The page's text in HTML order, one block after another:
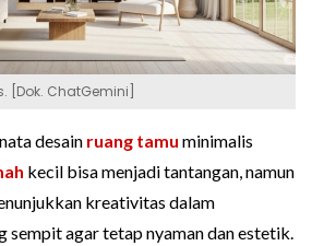
ChatGemini]
desain ruang tamu minimalis
kecil bisa menjadi tantangan, namun
kreativitas dalam
sempit agar tetap nyaman dan estetik.